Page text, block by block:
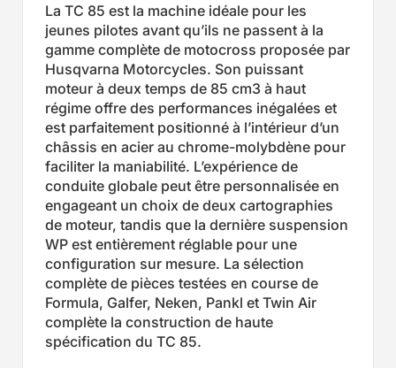
La TC 85 est la machine idéale pour les
jeunes pilotes avant qu’ils ne passent à la
gamme complète de motocross proposée par
Husqvarna Motorcycles. Son puissant
moteur à deux temps de 85 cm3 à haut
régime offre des performances inégalées et
est parfaitement positionné à l’intérieur d’un
châssis en acier au chrome-molybdène pour
faciliter la maniabilité. L’expérience de
conduite globale peut être personnalisée en
engageant un choix de deux cartographies
de moteur, tandis que la dernière suspension
WP est entièrement réglable pour une
configuration sur mesure. La sélection
complète de pièces testées en course de
Formula, Galfer, Neken, Pankl et Twin Air
complète la construction de haute
spécification du TC 85.